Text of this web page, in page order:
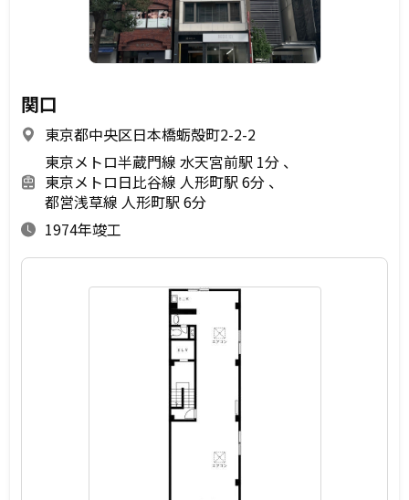
関口
東京都中央区日本橋蛎殻町2-2-2
東京メトロ半蔵門線 水天宮前駅 1分
東京メトロ日比谷線 人形町駅 6分
都営浅草線 人形町駅 6分
1974年竣工